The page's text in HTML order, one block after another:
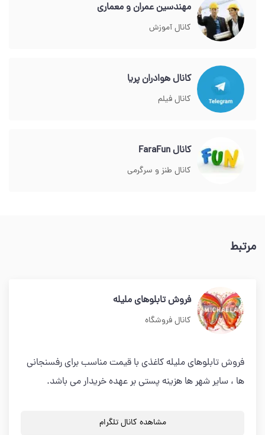
مهندسین عمران و معماری
کانال آموزش
کانال هوادران پریا
کانال فیلم
کانال FaraFun
کانال طنز و سرگرمی
مرتبط
فروش تابلوهای ملیله
کانال فروشگاه
فروش تابلوهای ملیله کاغذی با قیمت مناسب برای رفسنجانی
ها ، سایر شهر ها هزینه پستی بر عهده خریدار می باشد.
مشاهده کانال تلگرام